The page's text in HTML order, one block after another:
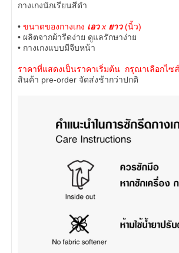
กางเกงนักเรียนสีดำ
• ขนาดของกางเกง เอวx ยาว(นิ้ว)
• ผลิตจากผ้ารีดง่าย ดูแลรักษาง่าย
• กางเกงแบบมีจีบหน้า
ราคาที่แสดงเป็นราคาเริ่มต้น กรุณาเลือกไซ
สินค้า pre-order จัดส่งช้ากว่าปกติ